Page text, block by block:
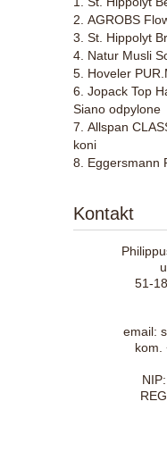
AGROBS
St. Hippolyt
Natur Musli
Hoveler
Jopack Top
Siano odpylone
Allspan
koni
Eggersmann
Kontakt
51-
email:
kom.